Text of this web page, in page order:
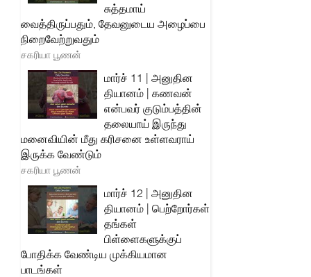
சுத்தமாய்
வைத்திருப்பதும், தேவனுடைய அழைப்பை
நிறைவேற்றுவதும்
சகரியா பூணன்
மார்ச் 11 | அனுதின
தியானம் | கணவன்
என்பவர் குடும்பத்தின்
தலையாய் இருந்து
மனைவியின் மீது கரிசனை உள்ளவராய்
இருக்க வேண்டும்
சகரியா பூணன்
மார்ச் 12 | அனுதின
தியானம் | பெற்றோர்கள்
தங்கள்
பிள்ளைகளுக்குப்
போதிக்க வேண்டிய முக்கியமான
பாடங்கள்